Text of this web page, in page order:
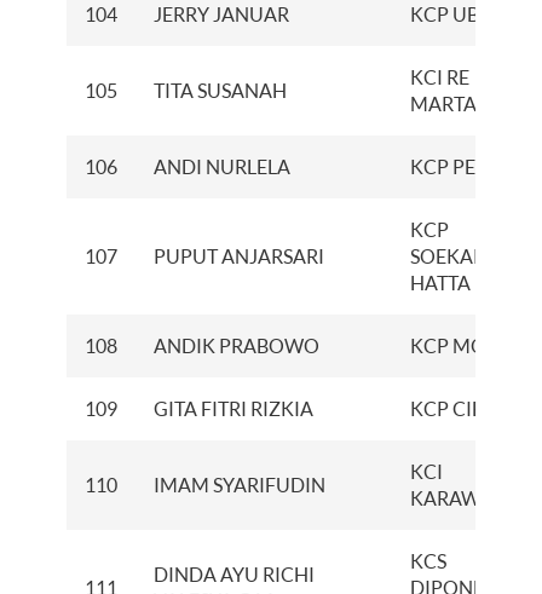
104 JERRY JANUAR KCP UBUD
105 TITA SUSANAH
KCI RE
106 ANDI NURLELA KCP PERINTIS
107 PUPUT ANJARSARI
KCP
SOEKARNO
HATTA
108 ANDIK PRABOWO KCP
109 GITA FITRI RIZKIA KCP
110 IMAM SYARIFUDIN
KCI
KARAWANG
111
DINDA AYU RICHI
KCS
DIPONEGORO